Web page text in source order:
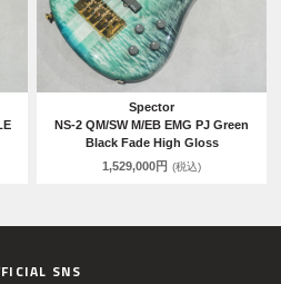
Spector
NS-2 QM/SW M/EB EMG PJ Green
Black Fade High Gloss
1,529,000円 (税込)
SNS